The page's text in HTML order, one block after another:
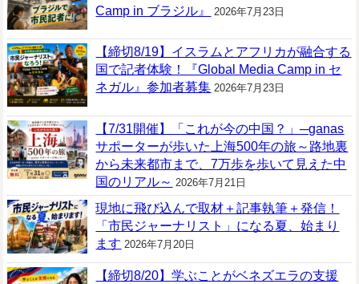
Camp in ブラジル』
2026年7月23日
【締切8/19】イスラムとアフリカが融合する
国で記者体験！『Global Media Camp in セ
ネガル』参加者募集 2026年7月23日
【7/31開催】「これが今の中国？」─ganas
サポーターが歩いた上海500年の旅～路地裏
から未来都市まで、7万歩を歩いて見えた中
国のリアル～ 2026年7月21日
現地に飛び込んで取材＋記事執筆＋発信！
「市民ジャーナリスト」になる夏、始まり
ます 2026年7月20日
【締切8/20】学ぶことがベネズエラの支援